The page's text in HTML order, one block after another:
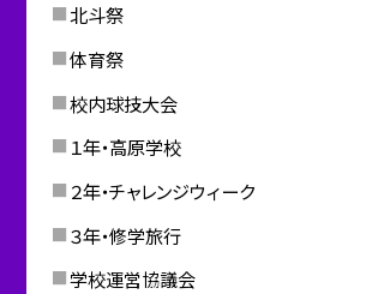
北斗祭
体育祭
校内球技大会
１年・高原学校
２年・チャレンジウィーク
３年・修学旅行
学校運営協議会